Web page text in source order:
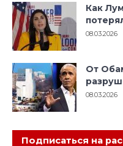
Как
08.03.2026
От
08.03.2026
Подписаться на